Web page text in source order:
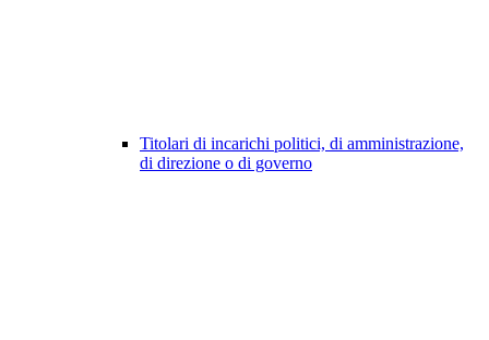
Titolari di incarichi politici, di amministrazione,
di direzione o di governo